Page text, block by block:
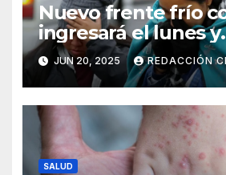
Nuevo frente frío
ingresará el lunes y
continuarán los
altiplano y valles
JUN 20, 2025 REDACCIÓN
SALUD